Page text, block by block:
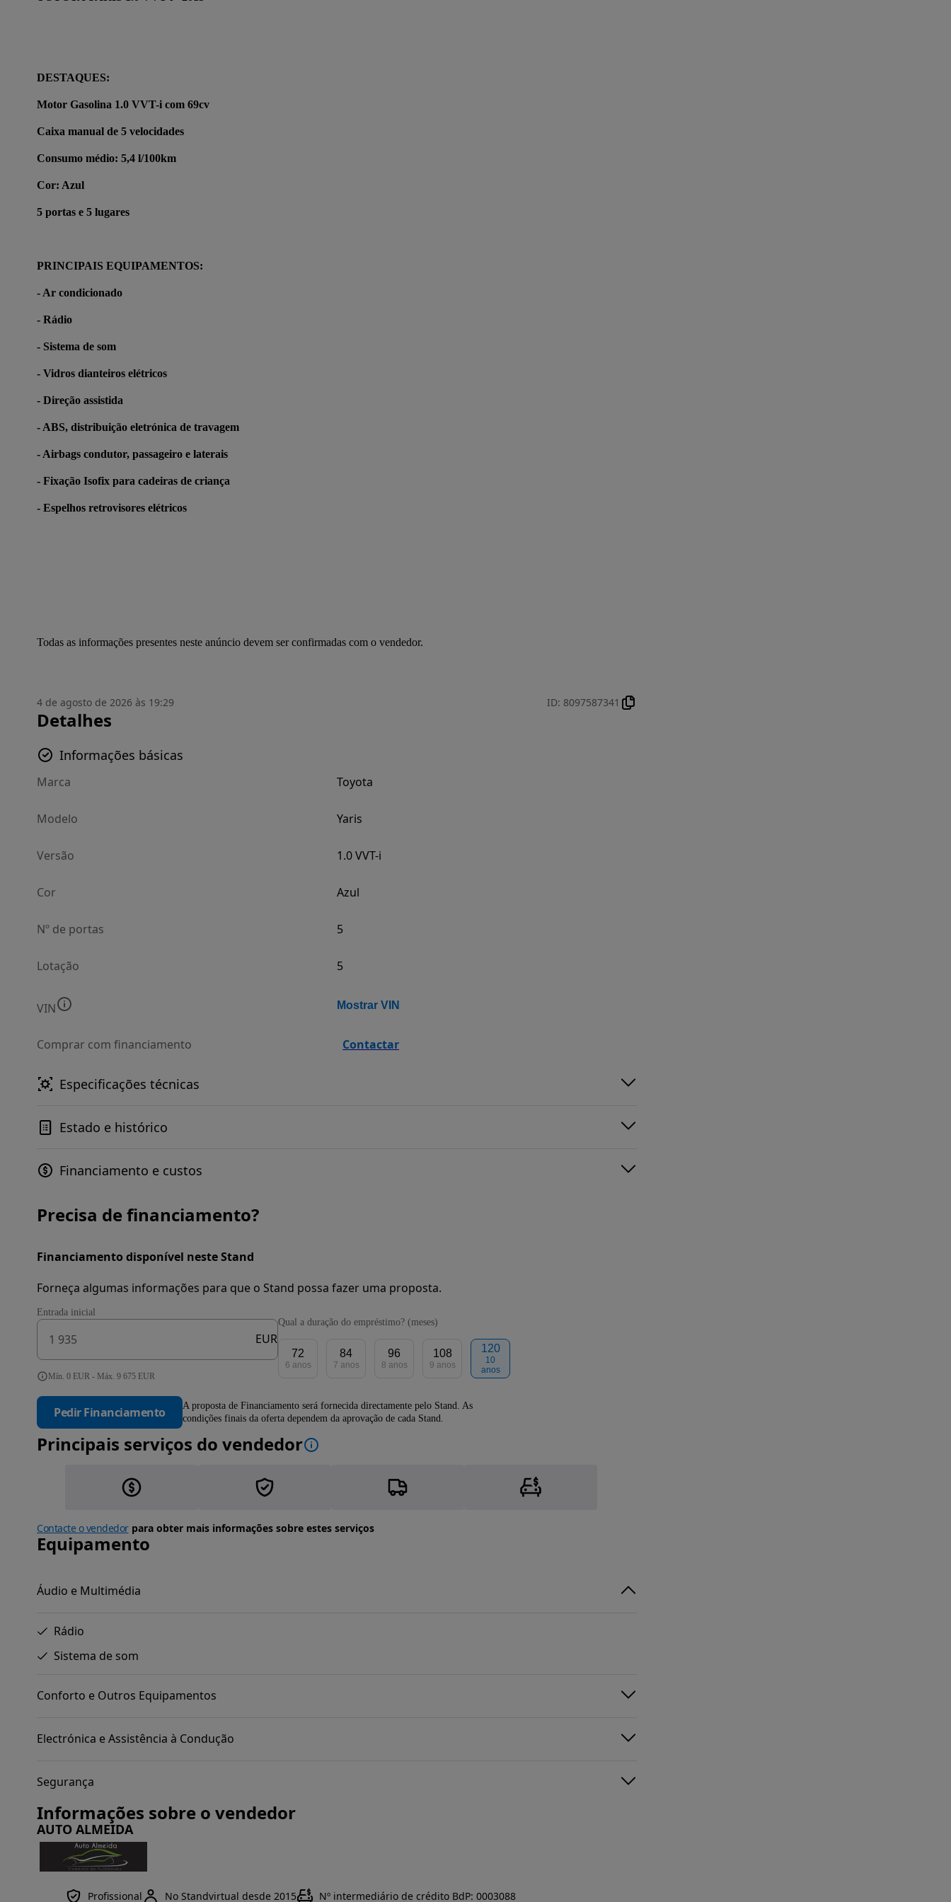
DESTAQUES:
Motor Gasolina 1.0 VVT-i com 69cv
Caixa manual de 5 velocidades
Consumo médio: 5,4 l/100km
Cor: Azul
5 portas e 5 lugares
PRINCIPAIS EQUIPAMENTOS:
- Ar condicionado
- Rádio
- Sistema de som
- Vidros dianteiros elétricos
- Direção assistida
- ABS, distribuição eletrónica de travagem
- Airbags condutor, passageiro e laterais
- Fixação Isofix para cadeiras de criança
- Espelhos retrovisores elétricos
Todas as informações presentes neste anúncio devem ser confirmadas com o vendedor.
4 de agosto de 2026 às 19:29 ID: 8097587341
Detalhes
Informações básicas
Marca Toyota
Modelo Yaris
Versão 1.0 VVT-i
Cor Azul
Nº de portas 5
Lotação 5
VIN Mostrar VIN
Comprar com financiamento Contactar
Especificações técnicas
Estado e histórico
Financiamento e custos
Precisa de financiamento?
Financiamento disponível neste Stand
Forneça algumas informações para que o Stand possa fazer uma proposta.
Entrada inicial
EUR
Mín. 0 EUR - Máx. 9 675 EUR
Qual a duração do empréstimo? (meses)
72
6 anos
84
7 anos
96
8 anos
108
9 anos
120
10
anos
Pedir Financiamento
A proposta de Financiamento será fornecida directamente pelo Stand. As
condições finais da oferta dependem da aprovação de cada Stand.
Principais serviços do vendedor
Contacte o vendedorpara obter mais informações sobre estes serviços
Equipamento
Áudio e Multimédia
Rádio
Sistema de som
Conforto e Outros Equipamentos
Electrónica e Assistência à Condução
Segurança
Informações sobre o vendedor
AUTO ALMEIDA
Profissional No Standvirtual desde 2015 Nº intermediário de crédito BdP: 0003088